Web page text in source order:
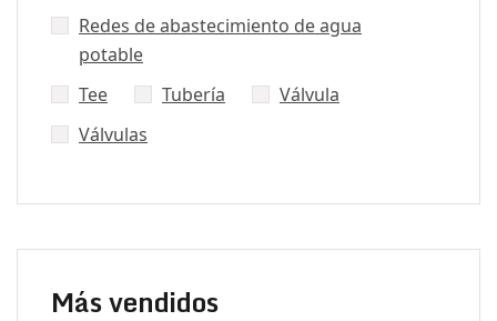
Redes de abastecimiento de agua
potable
Tee
Tubería
Válvula
Válvulas
Más vendidos